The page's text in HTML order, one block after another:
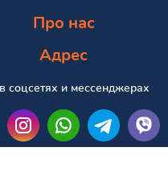
Про нас
Адрес
соцсетях и мессенджерах